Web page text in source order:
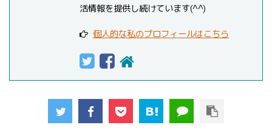
活情報を提供し続けています(^^)
個人的な私のプロフィールはこちら